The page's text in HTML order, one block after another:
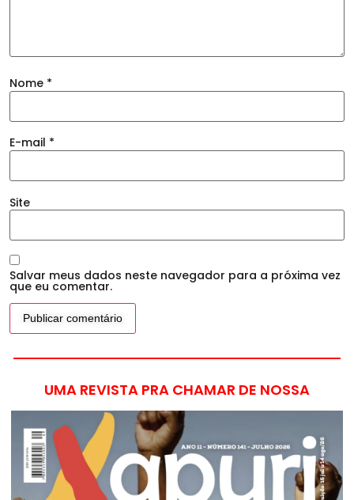
Nome *
E-mail *
Site
Salvar meus dados neste navegador para a próxima vez
que eu comentar.
UMA REVISTA PRA CHAMAR DE NOSSA